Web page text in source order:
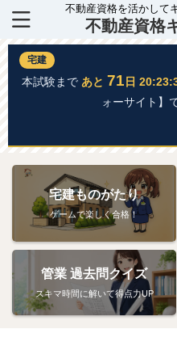
不動産資格を活かして
不動産資格
宅建
本試験まで あと 71 日
ォーサイト】
宅建ものがたり
ゲームで楽しく合格！
管業 過去問クイズ
スキマ時間に解いて得点力UP